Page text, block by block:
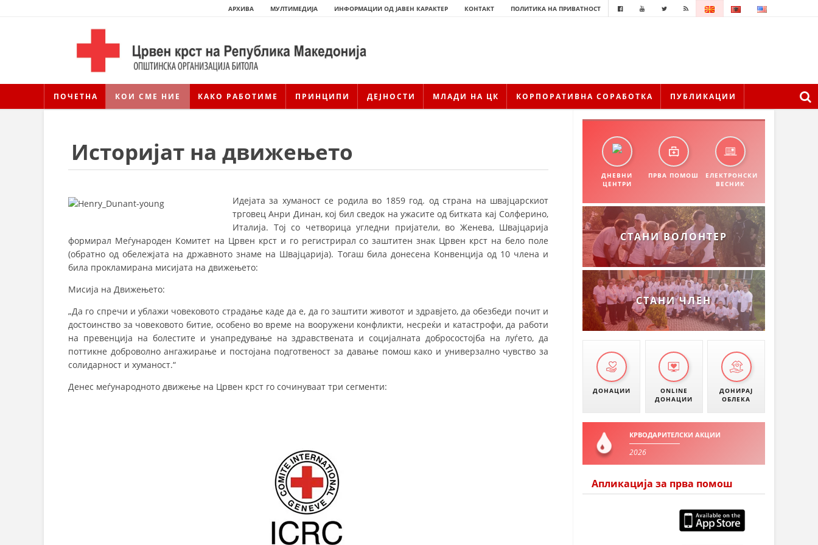
АРХИВА МУЛТИМЕДИЈА ИНФОРМАЦИИ ОД ЈАВЕН КАРАКТЕР КОНТАКТ ПОЛИТИКА НА ПРИВАТНОСТ
ПОЧЕТНА КОИ СМЕ НИЕ КАКО РАБОТИМЕ ПРИНЦИПИ ДЕЈНОСТИ МЛАДИ НА ЦК КОРПОРАТИВНА СОРАБОТКА ПУБЛИКАЦИИ
ИСТОРИЈАТ НА ЦКРМ
ИСТОРИЈАТ НА ДВИЖЕЊЕТО
ЧЛЕНСТВО ВО ПРОФЕСИОНАЛНИ ТЕЛА
СТРУКТУРА И ОРГАНИЗАЦИОНА ПОСТАВЕНОСТ
Историјат на движењето
Идејата за хуманост се родила во 1859 год. од страна на швајцарскиот
трговец Анри Динан, кој бил сведок на ужасите од битката кај Солферино,
Италија. Тој со четворица угледни пријатели, во Женева, Швајцарија
формирал Меѓународен Комитет на Црвен крст и го регистрирал со заштитен знак Црвен крст на бело поле
(обратно од обележјата на државното знаме на Швајцарија). Тогаш била донесена Конвенција од 10 члена и
била прокламирана мисијата на движењето:
Мисија на Движењето:
„Да го спречи и ублажи човековото страдање каде да е, да го заштити животот и здравјето, да обезбеди почит и
достоинство за човековото битие, особено во време на вооружени конфликти, несреќи и катастрофи, да работи
на превенција на болестите и унапредување на здравствената и социјалната добросостојба на луѓето, да
поттикне доброволно ангажирање и постојана подготвеност за давање помош како и универзално чувство за
солидарност и хуманост.“
Денес меѓународното движење на Црвен крст го сочинуваат три сегменти:
ДНЕВНИ
ЦЕНТРИ
ПРВА ПОМОШ
ЕЛЕКТРОНСКИ
ВЕСНИК
СТАНИ ВОЛОНТЕР
СТАНИ ЧЛЕН
ДОНАЦИИ
ONLINE
ДОНАЦИИ
ДОНИРАЈ
ОБЛЕКА
КРВОДАРИТЕЛСКИ АКЦИИ
2026
Апликација за прва помош